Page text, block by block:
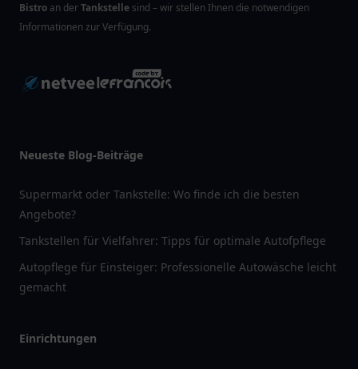
Bistro an derTankstelle sind – wir stellen Ihnen die notwendigen
Informationen zur Verfügung.
Neueste Blog-Beiträge
Supermarkt oder Tankstelle: Wo finde ich die besten
Angebote?
Tankstellen für Vielfahrer: Tipps für optimale Autofpflege
Autopflege für Einsteiger: Professionelle Autowäsche leicht
gemacht
Einrichtungen